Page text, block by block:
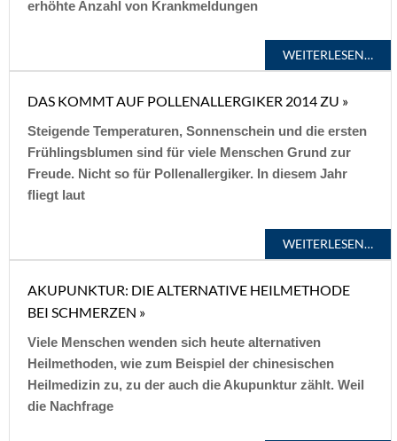
erhöhte Anzahl von Krankmeldungen
WEITERLESEN…
DAS KOMMT AUF POLLENALLERGIKER 2014 ZU »
Steigende Temperaturen, Sonnenschein und die ersten
Frühlingsblumen sind für viele Menschen Grund zur
Freude. Nicht so für Pollenallergiker. In diesem Jahr
fliegt laut
WEITERLESEN…
AKUPUNKTUR: DIE ALTERNATIVE HEILMETHODE
BEI SCHMERZEN »
Viele Menschen wenden sich heute alternativen
Heilmethoden, wie zum Beispiel der chinesischen
Heilmedizin zu, zu der auch die Akupunktur zählt. Weil
die Nachfrage